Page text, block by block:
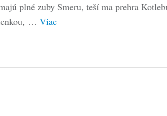
plné zuby Smeru, teší ma prehra
… Viac